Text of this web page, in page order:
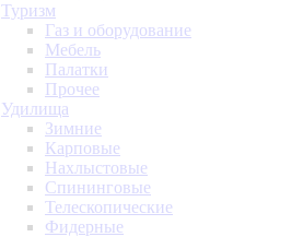
Туризм
Газ и оборудование
Мебель
Палатки
Прочее
Удилища
Зимние
Карповые
Нахлыстовые
Спининговые
Телескопические
Фидерные